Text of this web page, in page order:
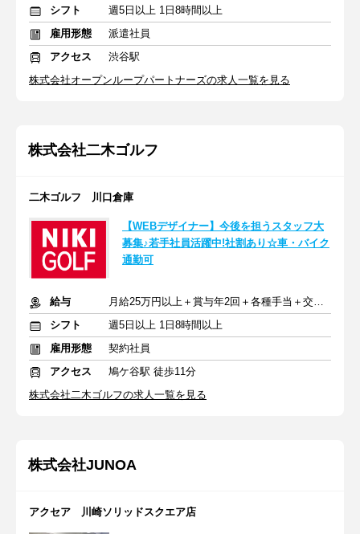
シフト
週5日以上 1日8時間以上
雇用形態
派遣社員
アクセス
渋谷駅
株式会社オープンループパートナーズの求人一覧を見る
株式会社二木ゴルフ
二木ゴルフ 川口倉庫
【WEBデザイナー】今後を担うスタッフ大
募集♪若手社員活躍中!社割あり☆車・バイク
通勤可
給与
月給25万円以上＋賞与年2回＋各種手当＋交通費全額
シフト
週5日以上 1日8時間以上
雇用形態
契約社員
アクセス
鳩ケ谷駅 徒歩11分
株式会社二木ゴルフの求人一覧を見る
株式会社JUNOA
アクセア 川崎ソリッドスクエア店